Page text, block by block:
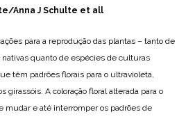
Anna J Schulte et all
para a reprodução das plantas – tanto de
quanto de espécies de culturas
têm padrões florais para o ultravioleta,
girassóis. A coloração floral alterada para o
mudar e até interromper os padrões de